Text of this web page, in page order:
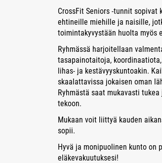
CrossFit Seniors -tunnit sopivat
ehtineille miehille ja naisille,
toimintakyvystään huolta myös
Ryhmässä harjoitellaan
tasapainotaitoja,
lihas- ja kestävyyskuntoakin.
skaalattavissa jokaisen oman
Ryhmästä saat mukavasti
tekoon.
Mukaan voit liittyä kauden
sopii.
Hyvä ja monipuolinen kunto on
eläkevakuutuksesi!